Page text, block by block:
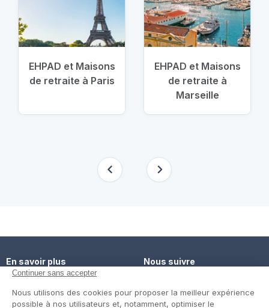
EHPAD et Maisons
de retraite à Paris
EHPAD et Maisons
de retraite à
Marseille
En savoir plus
Un service de confiance
Nous suivre
Twitter